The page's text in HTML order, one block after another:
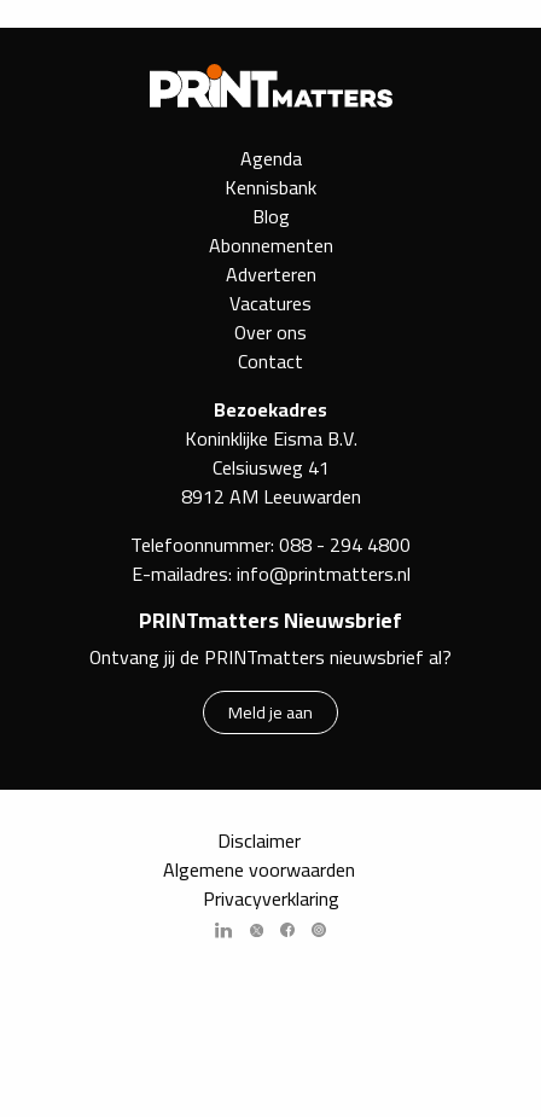
Agenda
Kennisbank
Blog
Abonnementen
Adverteren
Vacatures
Over ons
Contact
Bezoekadres
Koninklijke Eisma B.V.
Celsiusweg 41
8912 AM Leeuwarden
Telefoonnummer:088 - 294 4800
E-mailadres:info@printmatters.nl
PRINTmatters Nieuwsbrief
Ontvang jij de PRINTmatters nieuwsbrief al?
Meld je aan
Disclaimer
Algemene voorwaarden
Privacyverklaring